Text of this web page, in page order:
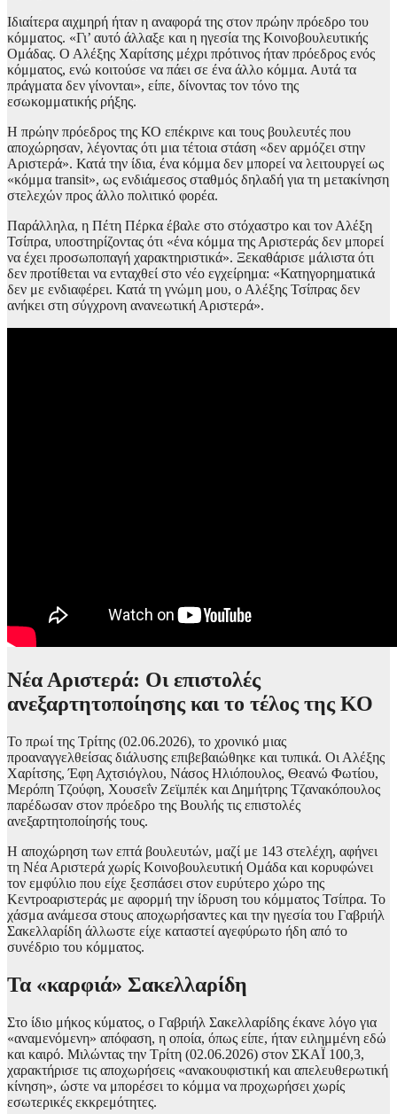
Ιδιαίτερα αιχμηρή ήταν η αναφορά της στον πρώην πρόεδρο του
κόμματος. «Γι’ αυτό άλλαξε και η ηγεσία της Κοινοβουλευτικής
Ομάδας. Ο Αλέξης Χαρίτσης μέχρι πρότινος ήταν πρόεδρος ενός
κόμματος, ενώ κοιτούσε να πάει σε ένα άλλο κόμμα. Αυτά τα
πράγματα δεν γίνονται», είπε, δίνοντας τον τόνο της
εσωκομματικής ρήξης.
Η πρώην πρόεδρος της ΚΟ επέκρινε και τους βουλευτές που
αποχώρησαν, λέγοντας ότι μια τέτοια στάση «δεν αρμόζει στην
Αριστερά». Κατά την ίδια, ένα κόμμα δεν μπορεί να λειτουργεί ως
«κόμμα transit», ως ενδιάμεσος σταθμός δηλαδή για τη μετακίνηση
στελεχών προς άλλο πολιτικό φορέα.
Παράλληλα, η Πέτη Πέρκα έβαλε στο στόχαστρο και τον Αλέξη
Τσίπρα, υποστηρίζοντας ότι «ένα κόμμα της Αριστεράς δεν μπορεί
να έχει προσωποπαγή χαρακτηριστικά». Ξεκαθάρισε μάλιστα ότι
δεν προτίθεται να ενταχθεί στο νέο εγχείρημα: «Κατηγορηματικά
δεν με ενδιαφέρει. Κατά τη γνώμη μου, ο Αλέξης Τσίπρας δεν
ανήκει στη σύγχρονη ανανεωτική Αριστερά».
Νέα Αριστερά: Οι επιστολές
ανεξαρτητοποίησης και το τέλος της ΚΟ
Το πρωί της Τρίτης (02.06.2026), το χρονικό μιας
προαναγγελθείσας διάλυσης επιβεβαιώθηκε και τυπικά. Οι Αλέξης
Χαρίτσης, Έφη Αχτσιόγλου, Νάσος Ηλιόπουλος, Θεανώ Φωτίου,
Μερόπη Τζούφη, Χουσεΐν Ζεϊμπέκ και Δημήτρης Τζανακόπουλος
παρέδωσαν στον πρόεδρο της Βουλής τις επιστολές
ανεξαρτητοποίησής τους.
Η αποχώρηση των επτά βουλευτών, μαζί με 143 στελέχη, αφήνει
τη Νέα Αριστερά χωρίς Κοινοβουλευτική Ομάδα και κορυφώνει
τον εμφύλιο που είχε ξεσπάσει στον ευρύτερο χώρο της
Κεντροαριστεράς με αφορμή την ίδρυση του κόμματος Τσίπρα. Το
χάσμα ανάμεσα στους αποχωρήσαντες και την ηγεσία του Γαβριήλ
Σακελλαρίδη άλλωστε είχε καταστεί αγεφύρωτο ήδη από το
συνέδριο του κόμματος.
Τα «καρφιά» Σακελλαρίδη
Στο ίδιο μήκος κύματος, ο Γαβριήλ Σακελλαρίδης έκανε λόγο για
«αναμενόμενη» απόφαση, η οποία, όπως είπε, ήταν ειλημμένη εδώ
και καιρό. Μιλώντας την Τρίτη (02.06.2026) στον ΣΚΑΪ 100,3,
χαρακτήρισε τις αποχωρήσεις «ανακουφιστική και απελευθερωτική
κίνηση», ώστε να μπορέσει το κόμμα να προχωρήσει χωρίς
εσωτερικές εκκρεμότητες.